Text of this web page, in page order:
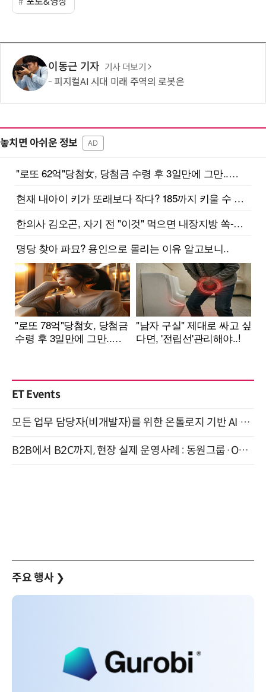
이동근 기자 기사 더보기
피지컬AI 시대 미래 주역의 로봇은
놓치면 아쉬운 정보 AD
ET Events
모든 업무 담당자(비개발자)를 위한 온톨로지 기반 AI 지식체계 설계 1-day 워크숍 8월 20일 개최
B2B에서 B2C까지, 현장 실제 운영사례 : 동원그룹·OCI·다이닝브랜즈그룹·당근 (8/27)
주요 행사 ❯